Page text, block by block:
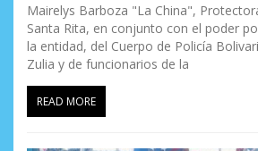
Mairelys Barboza "La China",
Santa Rita, en conjunto con el poder
la entidad, del Cuerpo de Policía
Zulia y de funcionarios de la
READ MORE